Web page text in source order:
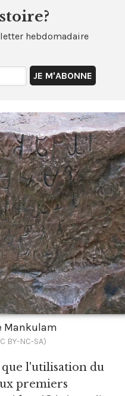
hebdomadaire
Mankulam
BY-NC-SA)
que l'utilisation du
premiers